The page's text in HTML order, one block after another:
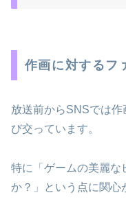
作画に対するフ
放送前からSNSでは
び交っています。
特に「ゲームの美麗な
か？」という点に関心